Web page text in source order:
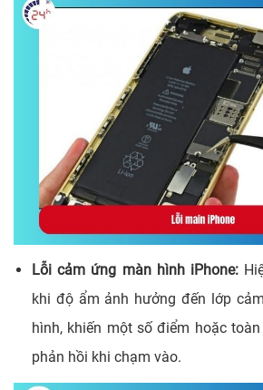
Lỗi cảm ứng màn hình iPhone:
khi độ ẩm ảnh hưởng đến lớp
hình, khiến một số điểm hoặc
phản hồi khi chạm vào.